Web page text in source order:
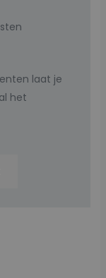
laat je
het